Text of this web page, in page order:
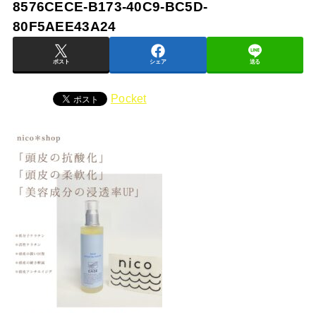
8576CECE-B173-40C9-BC5D-
80F5AEE43A24
ポスト シェア 送る
Pocket